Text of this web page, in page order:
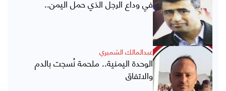
في وداع الرجل الذي حمل اليمن..
عبدالمالك الشميري
الوحدة اليمنية.. ملحمة نُسجت بالدم
والاتفاق